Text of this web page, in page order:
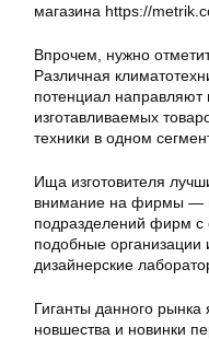
магазина https://
Впрочем, нужно
Различная
потенциал направляют
изготавливаемых
техники в одном
Ища изготовителя
внимание на фирмы —
подразделений фирм с
подобные организации
дизайнерские
Гиганты данного рынка
новшества и новинки